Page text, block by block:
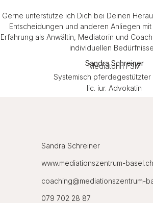
Gerne unterstütze ich Dich bei Deinen
Entscheidungen und anderen Anliegen
Erfahrung als Anwältin, Mediatorin und
individuellen
Sandra Schreiner
Mediatorin FSM
Systemisch pferdegestützter
lic. iur. Advokatin
Sandra Schreiner
www.mediationszentrum-basel.ch
coaching@mediationszentrum-
079 702 28 87